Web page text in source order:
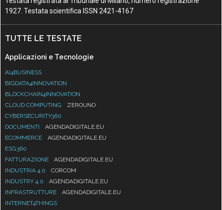
1927. Testata scientifica ISSN 2421-4167
TUTTE LE TESTATE
Applicazioni e Tecnologie
AI4BUSINESS
BIGDATA4INNOVATION
BLOCKCHAIN4INNOVATION
CLOUD COMPUTING
ZEROUNO
CYBERSECURITY360
DOCUMENTI
AGENDADIGITALE.EU
ECOMMERCE
AGENDADIGITALE.EU
ESG360
FATTURAZIONE
AGENDADIGITALE.EU
INDUSTRIA 4.0
CORCOM
INDUSTRY 4.0
AGENDADIGITALE.EU
INFRASTRUTTURE
AGENDADIGITALE.EU
INTERNET4THINGS